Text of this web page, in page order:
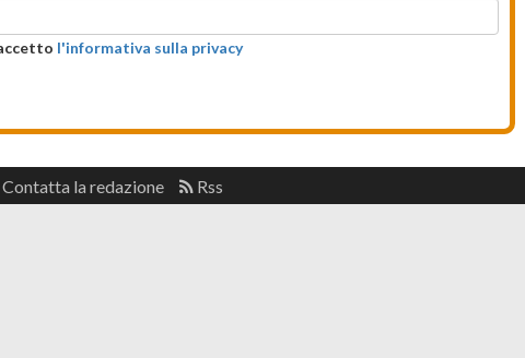
l'informativa sulla privacy
Contatta la redazione Rss